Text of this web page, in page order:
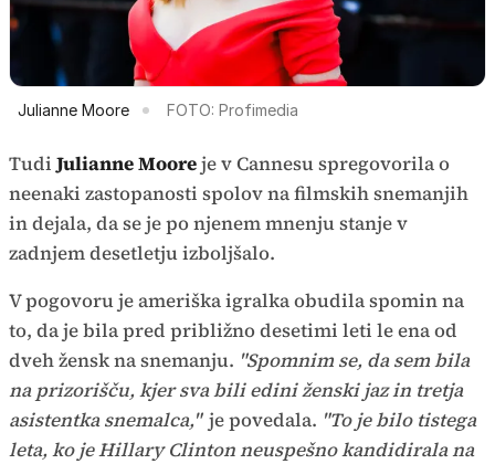
Julianne Moore FOTO: Profimedia
TudiJulianne Mooreje v Cannesu spregovorila o
neenaki zastopanosti spolov na filmskih snemanjih
in dejala, da se je po njenem mnenju stanje v
zadnjem desetletju izboljšalo.
V pogovoru je ameriška igralka obudila spomin na
to, da je bila pred približno desetimi leti le ena od
dveh žensk na snemanju. "Spomnim se, da sem bila
na prizorišču, kjer sva bili edini ženski jaz in tretja
asistentka snemalca," je povedala. "To je bilo tistega
leta, ko je Hillary Clinton neuspešno kandidirala na